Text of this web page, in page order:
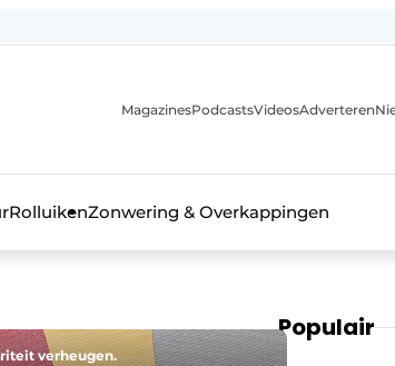
MagazinesPodcastsVideosAdverteren
RolluikenZonwering & Overkappingen
verheugen.
Populair